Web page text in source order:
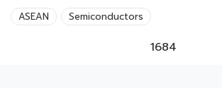
ASEAN Semiconductors
1684